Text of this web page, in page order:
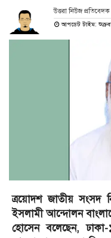
উত্তরা নিউজ প্রতিবেদক
আপডেট টাইম:
ত্রয়োদশ জাতীয় সংসদ
ইসলামী আন্দোলন
হোসেন বলেছেন,